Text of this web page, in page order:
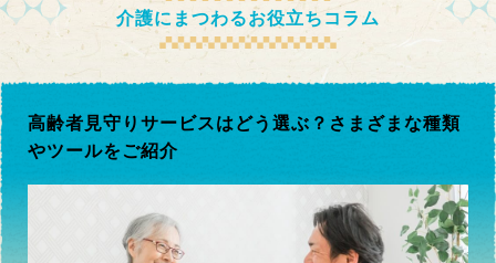
介護にまつわるお役立ちコラム
高齢者見守りサービスはどう選ぶ？さまざまな種類
やツールをご紹介